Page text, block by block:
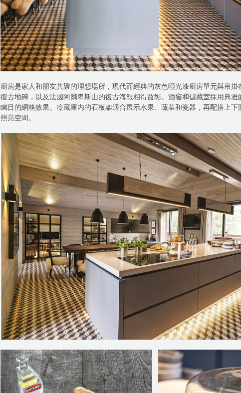
廚房是家人和朋友共聚的理想場所，現代而經典的灰色啞光漆廚房單元與吊掛
復古地磚，以及法國阿爾卑斯山的復古海報相得益彰。酒窖和儲藏室採用典雅
矚目的網格效果。冷藏庫內的石板架適合展示水果、蔬菜和瓷器，再配搭上下
照亮空間。